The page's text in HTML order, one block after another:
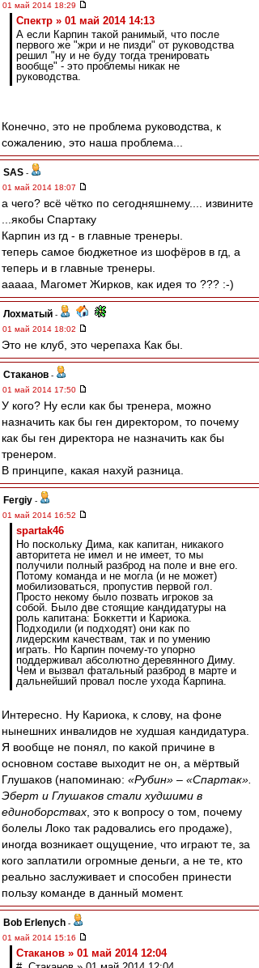
01 май 2014 18:29
Спектр » 01 май 2014 14:13
А если Карпин такой ранимый, что после
первого же "жри и не пизди" от руководства
решил "ну и не буду тогда тренировать
вообще" - это проблемы никак не
руководства.
Конечно, это не проблема руководства, к
сожалению, это наша проблема...
SAS -
01 май 2014 18:07
а чего? всё чётко по сегодняшнему.... извините
...якобы Спартаку
Карпин из гд - в главные тренеры.
теперь самое бюджетное из шофёров в гд, а
теперь и в главные тренеры.
ааааа, Магомет Жирков, как идея то ??? :-)
Лохматый -
01 май 2014 18:02
Это не клуб, это черепаха Как бы.
Cтаканов -
01 май 2014 17:50
У кого? Ну если как бы тренера, можно
назначить как бы ген директором, то почему
как бы ген директора не назначить как бы
тренером.
В принципе, какая нахуй разница.
Fergiy -
01 май 2014 16:52
spartak46
Но поскольку Дима, как капитан, никакого
авторитета не имел и не имеет, то мы
получили полный разброд на поле и вне его.
Потому команда и не могла (и не может)
мобилизоваться, пропустив первой гол.
Просто некому было позвать игроков за
собой. Было две стоящие кандидатуры на
роль капитана: Боккетти и Кариока.
Подходили (и подходят) они как по
лидерским качествам, так и по умению
играть. Но Карпин почему-то упорно
поддерживал абсолютно деревянного Диму.
Чем и вызвал фатальный разброд в марте и
дальнейший провал после ухода Карпина.
Интересно. Ну Кариока, к слову, на фоне
нынешних инвалидов не худшая кандидатура.
Я вообще не понял, по какой причине в
основном составе выходит не он, а мёртвый
Глушаков (напоминаю: «Рубин» – «Спартак».
Эберт и Глушаков стали худшими в
единоборствах , это к вопросу о том, почему
болелы Локо так радовались его продаже),
иногда возникает ощущение, что играют те, за
кого заплатили огромные деньги, а не те, кто
реально заслуживает и способен принести
пользу команде в данный момент.
Bob Erlenych -
01 май 2014 15:16
Cтаканов » 01 май 2014 12:04